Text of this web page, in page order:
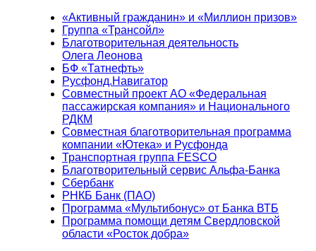
«Активный гражданин» и «Миллион призов»
Группа «Трансойл»
Благотворительная деятельность
Олега Леонова
БФ «Татнефть»
Русфонд.Навигатор
Совместный проект АО «Федеральная
пассажирская компания» и Национального
РДКМ
Совместная благотворительная программа
компании «Ютека» и Русфонда
Транспортная группа FESCO
Благотворительный сервис Альфа-Банка
Сбербанк
РНКБ Банк (ПАО)
Программа «Мультибонус» от Банка ВТБ
Программа помощи детям Свердловской
области «Росток добра»